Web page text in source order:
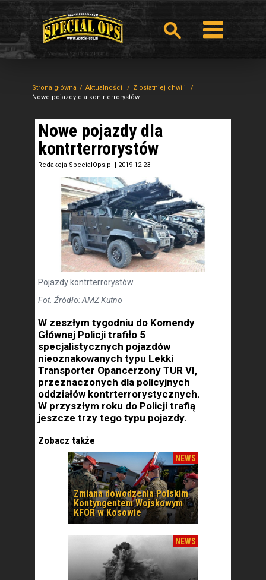
Strona główna Aktualności
Z ostatniej chwili
Nowe pojazdy dla kontrterrorystów
Nowe pojazdy dla
kontrterrorystów
Redakcja SpecialOps.pl | 2019-12-23
Pojazdy kontrterrorystów
Fot. Źródło: AMZ Kutno
W zeszłym tygodniu do Komendy
Głównej Policji trafiło 5
specjalistycznych pojazdów
nieoznakowanych typu Lekki
Transporter Opancerzony TUR VI,
przeznaczonych dla policyjnych
oddziałów kontrterrorystycznych.
W przyszłym roku do Policji trafią
jeszcze trzy tego typu pojazdy.
Zobacz także
NEWS
Zmiana dowodzenia Polskim
Kontyngentem Wojskowym
KFOR w Kosowie
NEWS